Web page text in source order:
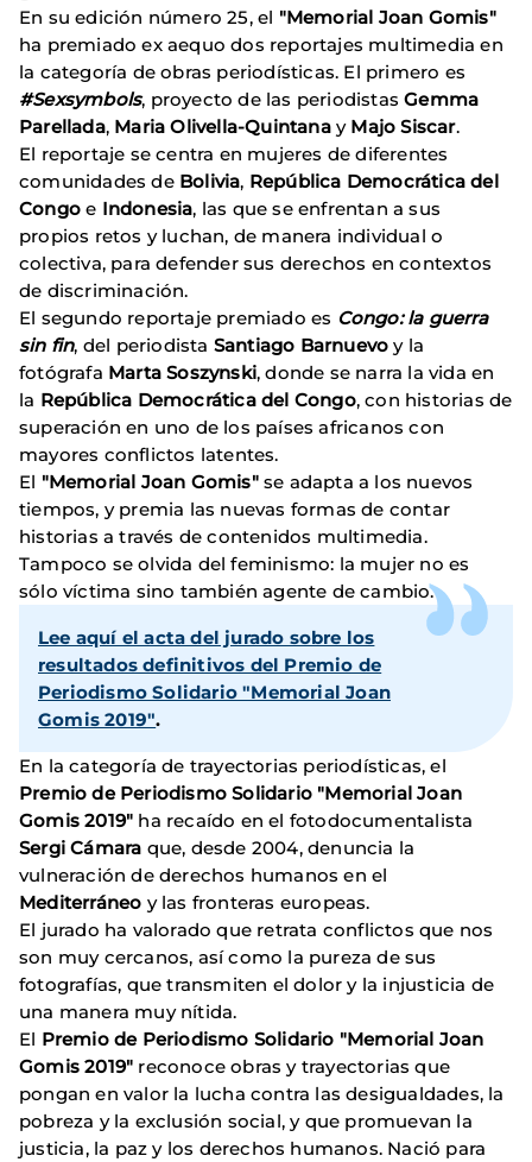
En su edición número 25, el "Memorial Joan Gomis"
ha premiado ex aequo dos reportajes multimedia en
la categoría de obras periodísticas. El primero es
#Sexsymbols, proyecto de las periodistasGemma
Parellada, Maria Olivella-Quintanay Majo Siscar.
El reportaje se centra en mujeres de diferentes
comunidades de Bolivia, República Democrática del
Congo e Indonesia, las que se enfrentan a sus
propios retos y luchan, de manera individual o
colectiva, para defender sus derechos en contextos
de discriminación.
El segundo reportaje premiado es Congo: la guerra
sin fin, del periodista Santiago Barnuevo y la
fotógrafa Marta Soszynski, donde se narra la vida en
la República Democrática del Congo, con historias de
superación en uno de los países africanos con
mayores conflictos latentes.
El "Memorial Joan Gomis"se adapta a los nuevos
tiempos, y premia las nuevas formas de contar
historias a través de contenidos multimedia.
Tampoco se olvida del feminismo: la mujer no es
sólo víctima sino también agente de cambio.
Lee aquí el acta del jurado sobre los
resultados definitivos del Premio de
Periodismo Solidario "Memorial Joan
Gomis 2019".
En la categoría de trayectorias periodísticas, el
Premio de Periodismo Solidario "Memorial Joan
Gomis 2019" ha recaído en el fotodocumentalista
Sergi Cámara que, desde 2004, denuncia la
vulneración de derechos humanos en el
Mediterráneo y las fronteras europeas.
El jurado ha valorado que retrata conflictos que nos
son muy cercanos, así como la pureza de sus
fotografías, que transmiten el dolor y la injusticia de
una manera muy nítida.
El Premio de Periodismo Solidario "Memorial Joan
Gomis 2019" reconoce obras y trayectorias que
pongan en valor la lucha contra las desigualdades, la
pobreza y la exclusión social, y que promuevan la
justicia, la paz y los derechos humanos. Nació para